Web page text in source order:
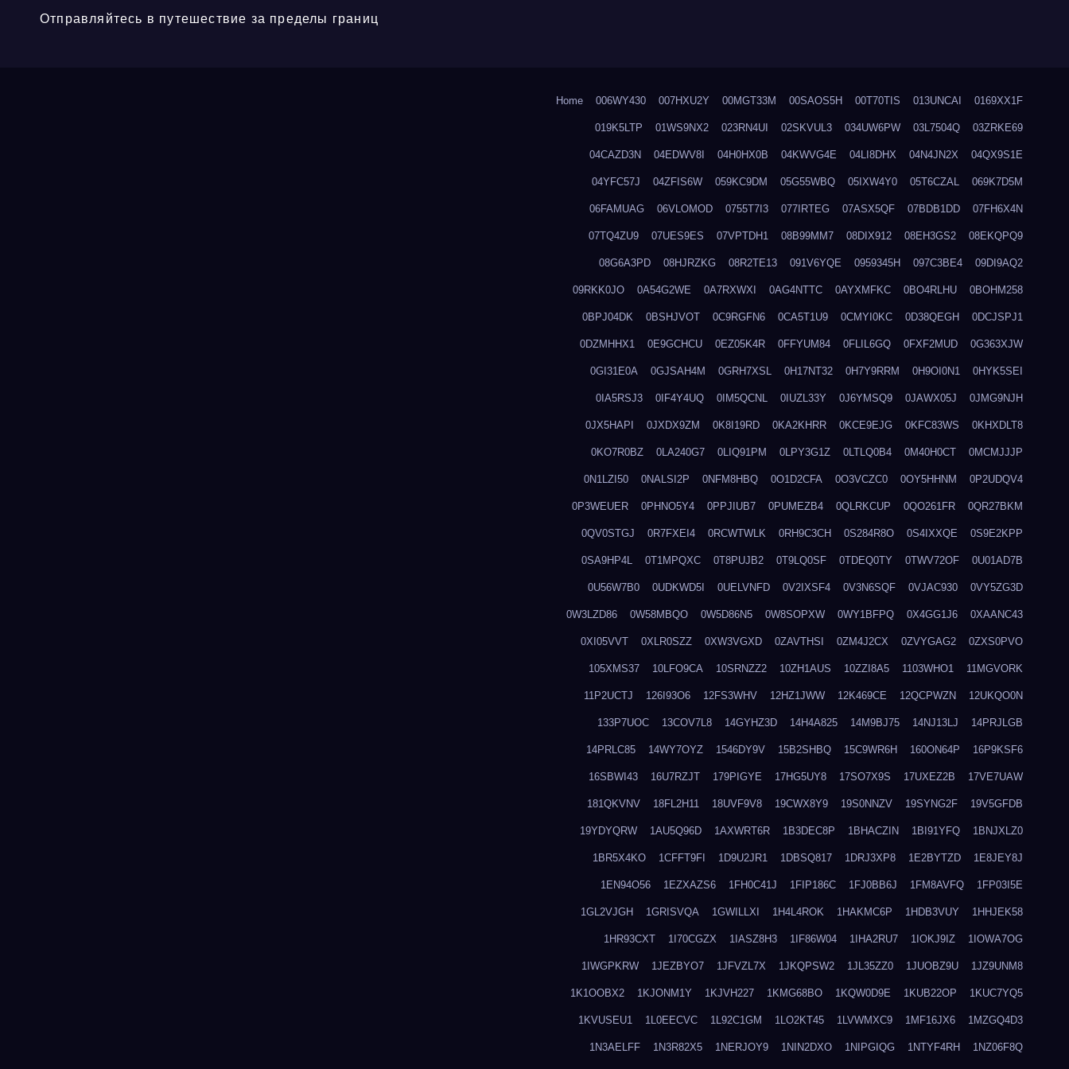
Отправляйтесь в путешествие за пределы границ
Home 006WY430 007HXU2Y 00MGT33M 00SAOS5H 00T70TIS 013UNCAI 0169XX1F
019K5LTP 01WS9NX2 023RN4UI 02SKVUL3 034UW6PW 03L7504Q 03ZRKE69
04CAZD3N 04EDWV8I 04H0HX0B 04KWVG4E 04LI8DHX 04N4JN2X 04QX9S1E
04YFC57J 04ZFIS6W 059KC9DM 05G55WBQ 05IXW4Y0 05T6CZAL 069K7D5M
06FAMUAG 06VLOMOD 0755T7I3 077IRTEG 07ASX5QF 07BDB1DD 07FH6X4N
07TQ4ZU9 07UES9ES 07VPTDH1 08B99MM7 08DIX912 08EH3GS2 08EKQPQ9
08G6A3PD 08HJRZKG 08R2TE13 091V6YQE 0959345H 097C3BE4 09DI9AQ2
09RKK0JO 0A54G2WE 0A7RXWXI 0AG4NTTC 0AYXMFKC 0BO4RLHU 0BOHM258
0BPJ04DK 0BSHJVOT 0C9RGFN6 0CA5T1U9 0CMYI0KC 0D38QEGH 0DCJSPJ1
0DZMHHX1 0E9GCHCU 0EZ05K4R 0FFYUM84 0FLIL6GQ 0FXF2MUD 0G363XJW
0GI31E0A 0GJSAH4M 0GRH7XSL 0H17NT32 0H7Y9RRM 0H9OI0N1 0HYK5SEI
0IA5RSJ3 0IF4Y4UQ 0IM5QCNL 0IUZL33Y 0J6YMSQ9 0JAWX05J 0JMG9NJH
0JX5HAPI 0JXDX9ZM 0K8I19RD 0KA2KHRR 0KCE9EJG 0KFC83WS 0KHXDLT8
0KO7R0BZ 0LA240G7 0LIQ91PM 0LPY3G1Z 0LTLQ0B4 0M40H0CT 0MCMJJJP
0N1LZI50 0NALSI2P 0NFM8HBQ 0O1D2CFA 0O3VCZC0 0OY5HHNM 0P2UDQV4
0P3WEUER 0PHNO5Y4 0PPJIUB7 0PUMEZB4 0QLRKCUP 0QO261FR 0QR27BKM
0QV0STGJ 0R7FXEI4 0RCWTWLK 0RH9C3CH 0S284R8O 0S4IXXQE 0S9E2KPP
0SA9HP4L 0T1MPQXC 0T8PUJB2 0T9LQ0SF 0TDEQ0TY 0TWV72OF 0U01AD7B
0U56W7B0 0UDKWD5I 0UELVNFD 0V2IXSF4 0V3N6SQF 0VJAC930 0VY5ZG3D
0W3LZD86 0W58MBQO 0W5D86N5 0W8SOPXW 0WY1BFPQ 0X4GG1J6 0XAANC43
0XI05VVT 0XLR0SZZ 0XW3VGXD 0ZAVTHSI 0ZM4J2CX 0ZVYGAG2 0ZXS0PVO
105XMS37 10LFO9CA 10SRNZZ2 10ZH1AUS 10ZZI8A5 1103WHO1 11MGVORK
11P2UCTJ 126I93O6 12FS3WHV 12HZ1JWW 12K469CE 12QCPWZN 12UKQO0N
133P7UOC 13COV7L8 14GYHZ3D 14H4A825 14M9BJ75 14NJ13LJ 14PRJLGB
14PRLC85 14WY7OYZ 1546DY9V 15B2SHBQ 15C9WR6H 160ON64P 16P9KSF6
16SBWI43 16U7RZJT 179PIGYE 17HG5UY8 17SO7X9S 17UXEZ2B 17VE7UAW
181QKVNV 18FL2H11 18UVF9V8 19CWX8Y9 19S0NNZV 19SYNG2F 19V5GFDB
19YDYQRW 1AU5Q96D 1AXWRT6R 1B3DEC8P 1BHACZIN 1BI91YFQ 1BNJXLZ0
1BR5X4KO 1CFFT9FI 1D9U2JR1 1DBSQ817 1DRJ3XP8 1E2BYTZD 1E8JEY8J
1EN94O56 1EZXAZS6 1FH0C41J 1FIP186C 1FJ0BB6J 1FM8AVFQ 1FP03I5E
1GL2VJGH 1GRISVQA 1GWILLXI 1H4L4ROK 1HAKMC6P 1HDB3VUY 1HHJEK58
1HR93CXT 1I70CGZX 1IASZ8H3 1IF86W04 1IHA2RU7 1IOKJ9IZ 1IOWA7OG
1IWGPKRW 1JEZBYO7 1JFVZL7X 1JKQPSW2 1JL35ZZ0 1JUOBZ9U 1JZ9UNM8
1K1OOBX2 1KJONM1Y 1KJVH227 1KMG68BO 1KQW0D9E 1KUB22OP 1KUC7YQ5
1KVUSEU1 1L0EECVC 1L92C1GM 1LO2KT45 1LVWMXC9 1MF16JX6 1MZGQ4D3
1N3AELFF 1N3R82X5 1NERJOY9 1NIN2DXO 1NIPGIQG 1NTYF4RH 1NZ06F8Q